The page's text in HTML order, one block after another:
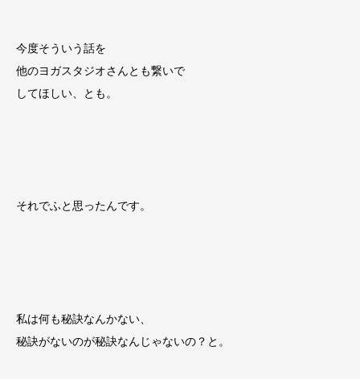
今度そういう話を
他のヨガスタジオさんとも繋いで
してほしい、とも。
それでふと思ったんです。
私は何も秘訣なんかない、
秘訣がないのが秘訣なんじゃないの？と。